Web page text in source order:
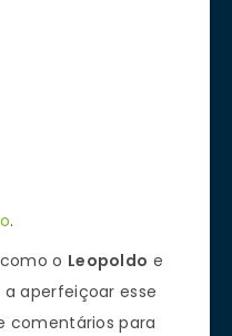
.
o Leopoldo e
aperfeiçoar esse
comentários para